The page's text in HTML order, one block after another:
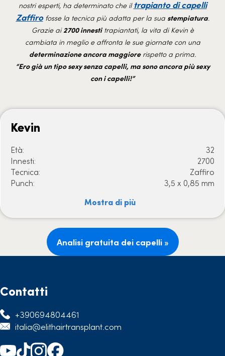
nostri esperti, ha determinato che il trapianto di capelli
Zaffirofosse la tecnica più adatta per la sua stempiatura.
Grazie ai2700 innestitrapiantati, la vita di Kevin è
cambiata in meglio e affronta le sue giornate con una
determinazione ancora maggiorerispetto a prima.
“Ero già un tipo sexy senza capelli, ma sono ancora più sexy
con i capelli!”
Kevin
Età:
32
Innesti:
2700
Tecnica:
Zaffiro
Punch:
3,5 x 0,85 mm
Mostra di più
Analisi gratuita dei capelli »
Contatti
+390694804461
italia@elithairtransplant.com